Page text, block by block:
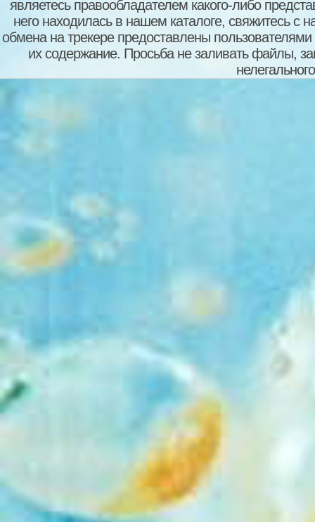
являетесь правообладателем какого-либо
него находилась в нашем каталоге, свяжитесь
обмена на трекере предоставлены пользователями
их содержание. Просьба не заливать файлы,